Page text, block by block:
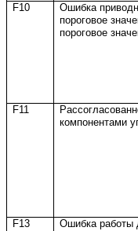
F10
Ошибка
пороговое
пороговое
F11
компонентами
F13 Ошибка работы